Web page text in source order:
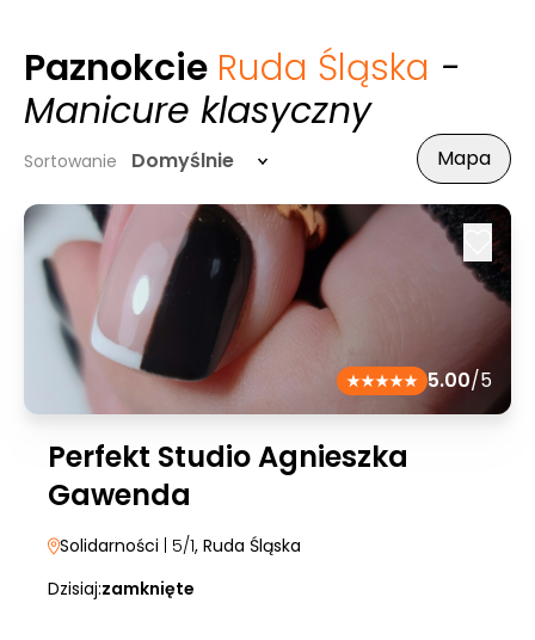
Paznokcie Ruda Śląska -
Manicure klasyczny
Sortowanie Domyślnie Mapa
5.00/5
Perfekt Studio Agnieszka
Gawenda
Solidarności | 5/1, Ruda Śląska
Dzisiaj:zamknięte